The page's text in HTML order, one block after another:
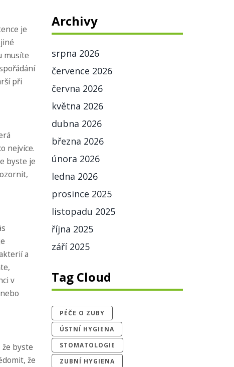
je
musíte
při
nejvíce.
byste je
a
v
byste
že
Archivy
srpna 2026
července 2026
června 2026
května 2026
dubna 2026
března 2026
února 2026
ledna 2026
prosince 2025
listopadu 2025
října 2025
září 2025
Tag Cloud
PÉČE O ZUBY
ÚSTNÍ HYGIENA
STOMATOLOGIE
ZUBNÍ HYGIENA